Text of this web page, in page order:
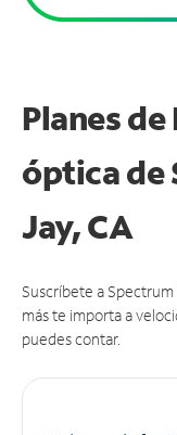
Planes
óptica de
Jay, CA
Suscríbete a
más te importa a
puedes contar.